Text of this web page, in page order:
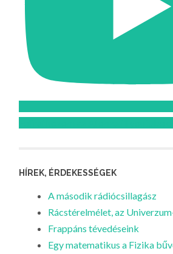
HÍREK, ÉRDEKESSÉGEK
A második rádiócsillagász
Rácstérelmélet, az
Frappáns tévedéseink
Egy matematikus a Fizika